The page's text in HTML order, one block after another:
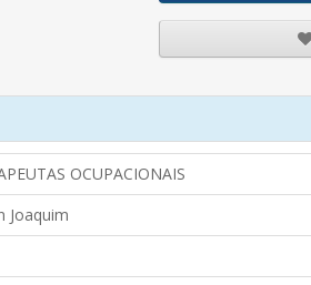
OCUPACIONAIS
Joaquim